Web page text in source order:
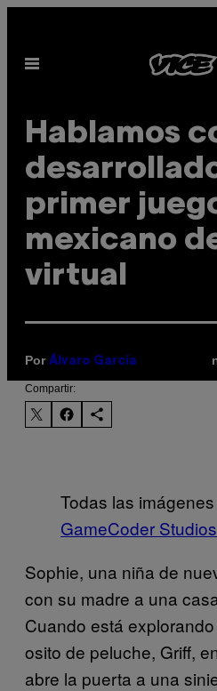
contenido
Abrir
Hablamos
primer
mexicano
virtual
Por Álvaro García
Compartir:
Todas las
GameCoder Studios
Sophie, una niña de
con su madre a una
Cuando está
osito de peluche, Griff,
abre la puerta a una